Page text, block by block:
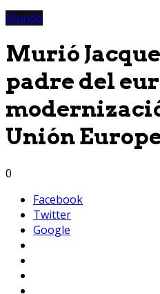
Mundo
Murió
padre del
Unión
0
Facebook
Twitter
Google